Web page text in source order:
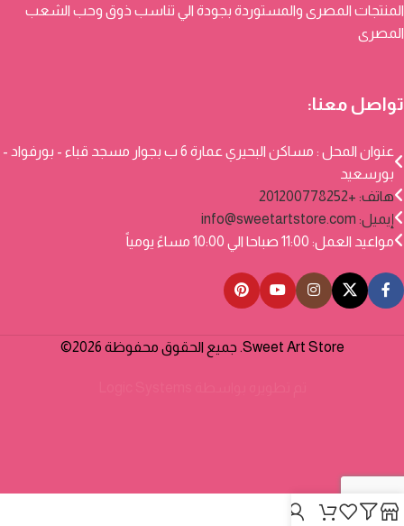
المنتجات المصرى والمستوردة بجودة الي تناسب ذوق وحب الشعب
المصرى
تواصل معنا:
عنوان المحل : مساكن البحيري عمارة 6 ب بجوار مسجد قباء - بورفواد -
بورسعيد
هاتف: +201200778252
إيميل: info@sweetartstore.com
مواعيد العمل: 11:00 صباحا الي 10:00 مساءً يومياً
Sweet Art Store. جميع الحقوق محفوظة 2026©